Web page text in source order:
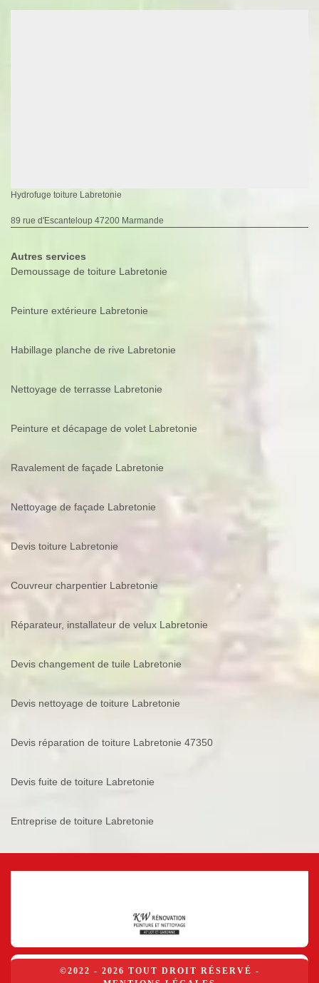
Hydrofuge toiture Labretonie
89 rue d'Escanteloup 47200 Marmande
Autres services
Demoussage de toiture Labretonie
Peinture extérieure Labretonie
Habillage planche de rive Labretonie
Nettoyage de terrasse Labretonie
Peinture et décapage de volet Labretonie
Ravalement de façade Labretonie
Nettoyage de façade Labretonie
Devis toiture Labretonie
Couvreur charpentier Labretonie
Réparateur, installateur de velux Labretonie
Devis changement de tuile Labretonie
Devis nettoyage de toiture Labretonie
Devis réparation de toiture Labretonie 47350
Devis fuite de toiture Labretonie
Entreprise de toiture Labretonie
©2022 - 2026 TOUT DROIT RÉSERVÉ -